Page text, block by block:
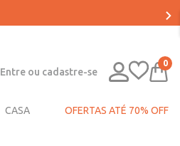
Entre ou cadastre-se
0
CASA OFERTAS ATÉ 70% OFF